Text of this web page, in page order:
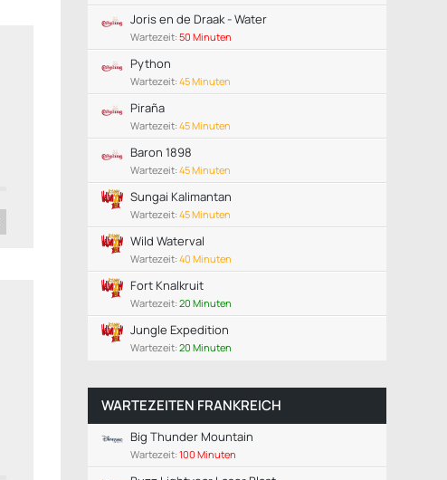
Joris en de Draak - Water
Wartezeit: 50 Minuten
Python
Wartezeit: 45 Minuten
Piraña
Wartezeit: 45 Minuten
Baron 1898
Wartezeit: 45 Minuten
Sungai Kalimantan
Wartezeit: 45 Minuten
Wild Waterval
Wartezeit: 40 Minuten
Fort Knalkruit
Wartezeit: 20 Minuten
Jungle Expedition
Wartezeit: 20 Minuten
WARTEZEITEN FRANKREICH
Big Thunder Mountain
Wartezeit: 100 Minuten